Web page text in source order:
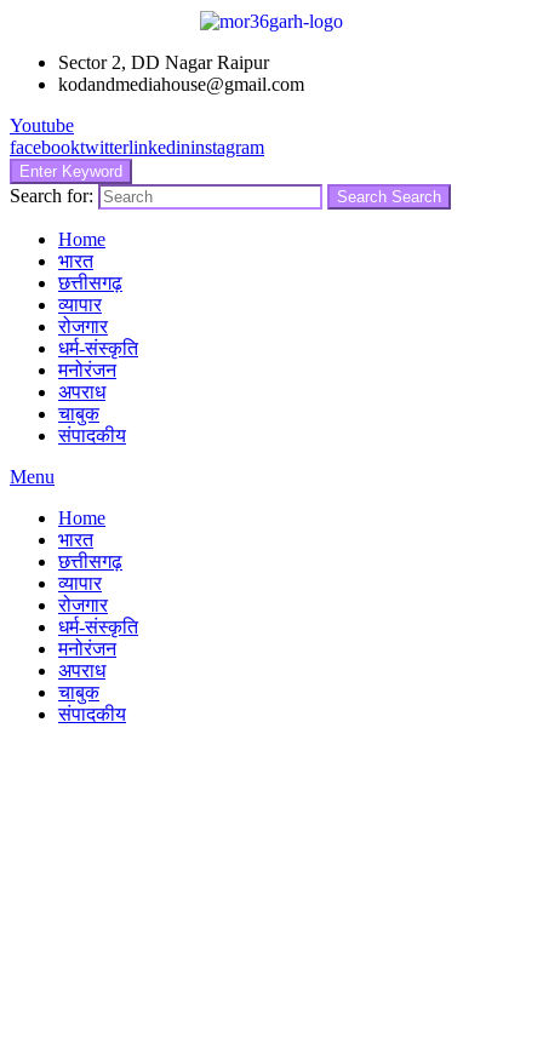
Sector 2, DD Nagar Raipur
kodandmediahouse@gmail.com
Youtube
facebooktwitterlinkedininstagram
Enter Keyword
Search for: Search Search
Home
भारत
छत्तीसगढ़
व्यापार
रोजगार
धर्म-संस्कृति
मनोरंजन
अपराध
चाबुक
संपादकीय
Menu
Home
भारत
छत्तीसगढ़
व्यापार
रोजगार
धर्म-संस्कृति
मनोरंजन
अपराध
चाबुक
संपादकीय